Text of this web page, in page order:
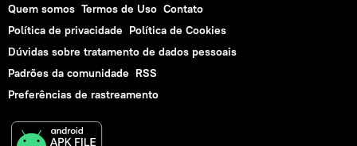
Quem somos Termos de Uso Contato
Política de privacidade Política de Cookies
Dúvidas sobre tratamento de dados pessoais
Padrões da comunidade RSS
Preferências de rastreamento